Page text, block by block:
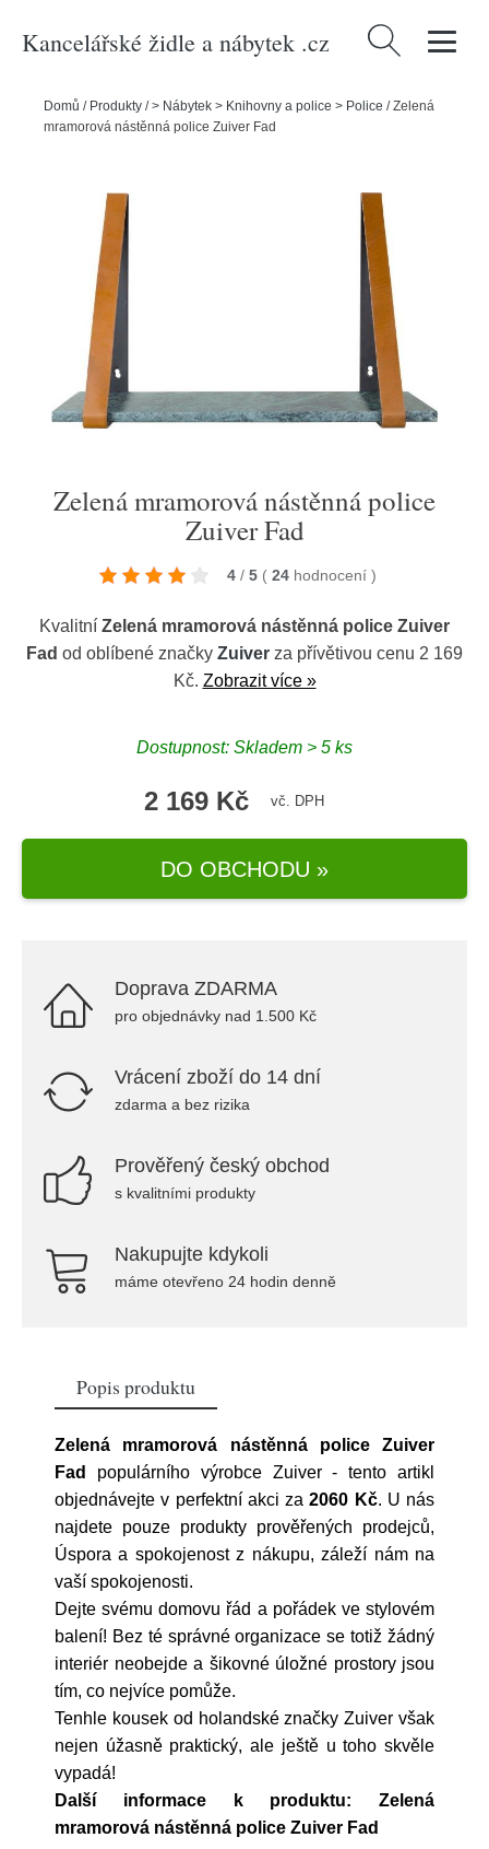
Kancelářské židle a nábytek .cz Vyhledávání
Domů / Produkty /> Nábytek > Knihovny a police > Police /Zelená
mramorová nástěnná police Zuiver Fad
Zelená mramorová nástěnná police
Zuiver Fad
4 / 5 ( 24 hodnocení )
Kvalitní Zelená mramorová nástěnná police Zuiver
Fad od oblíbené značky Zuiver za přívětivou cenu 2 169
Kč. Zobrazit více »
Dostupnost: Skladem > 5 ks
2 169 Kč vč. DPH
DO OBCHODU »
Doprava ZDARMA
pro objednávky nad 1.500 Kč
Vrácení zboží do 14 dní
zdarma a bez rizika
Prověřený český obchod
s kvalitními produkty
Nakupujte kdykoli
máme otevřeno 24 hodin denně
Popis produktu
Zelená mramorová nástěnná police Zuiver
Fad
populárního výrobce Zuiver- tento artikl
objednávejte v perfektní akci za2060 Kč. U nás
najdete pouze produkty prověřených prodejců,
Úspora a spokojenost z nákupu, záleží nám na
vaší spokojenosti.
Dejte svému domovu řád a pořádek ve stylovém
balení! Bez té správné organizace se totiž žádný
interiér neobejde a šikovné úložné prostory jsou
tím, co nejvíce pomůže.
Tenhle kousek od holandské značky Zuiver však
nejen úžasně praktický, ale ještě u toho skvěle
vypadá!
Další informace k produktu: Zelená
mramorová nástěnná police Zuiver Fad